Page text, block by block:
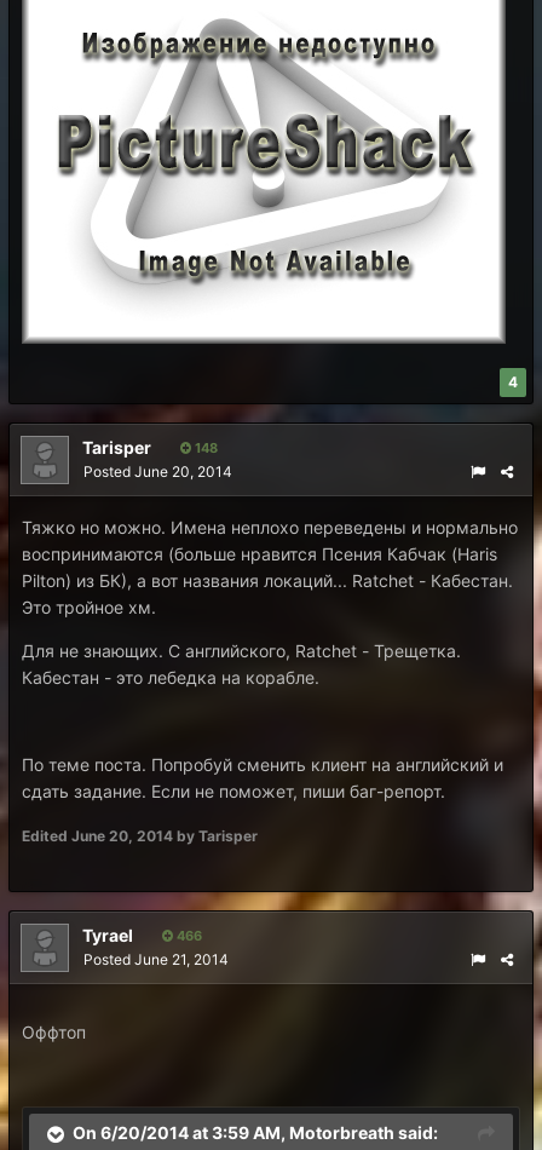
4
Tarisper 148
Posted June 20, 2014
Тяжко но можно. Имена неплохо переведены и нормально
воспринимаются (больше нравится Псения Кабчак (Haris
Pilton) из БК), а вот названия локаций... Ratchet - Кабестан.
Это тройное хм.
Для не знающих. С английского, Ratchet - Трещетка.
Кабестан - это лебедка на корабле.
По теме поста. Попробуй сменить клиент на английский и
сдать задание. Если не поможет, пиши баг-репорт.
Edited June 20, 2014 by Tarisper
Tyrael 466
Posted June 21, 2014
Оффтоп
On 6/20/2014 at 3:59 AM, Motorbreath said: